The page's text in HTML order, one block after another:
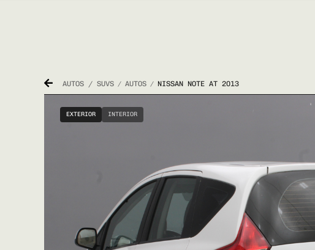
AUTOS / SUVS / AUTOS / NISSAN NOTE AT 2013
EXTERIOR INTERIOR